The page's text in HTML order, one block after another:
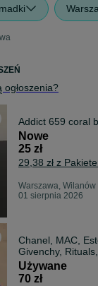
Addict 659 coral
Nowe
25 zł
29,38 zł z
Warszawa, Wilanów
01 sierpnia 2026
Chanel, MAC,
Givenchy,
kosmetyków
Używane
70 zł